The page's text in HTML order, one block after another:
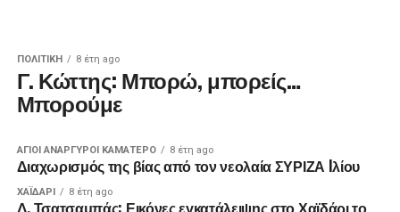
ΠΟΛΙΤΙΚΉ 8 έτη ago
Γ. Κώττης: Μπορώ, μπορείς…
Μπορούμε
ΑΓΙΟΙ ΑΝΑΡΓΥΡΟΙ ΚΑΜΑΤΕΡΟ 8 έτη ago
Διαχωρισμός της βίας από τον νεολαία ΣΥΡΙΖΑ Iλίου
ΧΑΪΔΑΡΙ 8 έτη ago
Δ. Τσατσαμπάς: Εικόνες εγκατάλειψης στο Χαϊδάρι το